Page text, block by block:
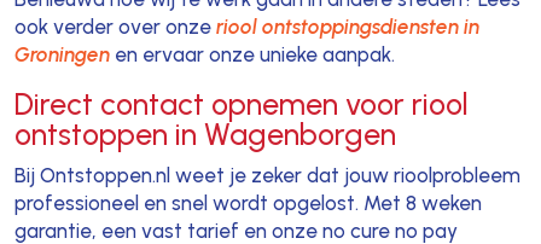
ook verder over onze riool ontstoppingsdiensten in
Groningenen ervaar onze unieke aanpak.
Direct contact opnemen voor riool
ontstoppen in Wagenborgen
Bij Ontstoppen.nl weet je zeker dat jouw rioolprobleem
professioneel en snel wordt opgelost. Met 8 weken
garantie, een vast tarief en onze no cure no pay